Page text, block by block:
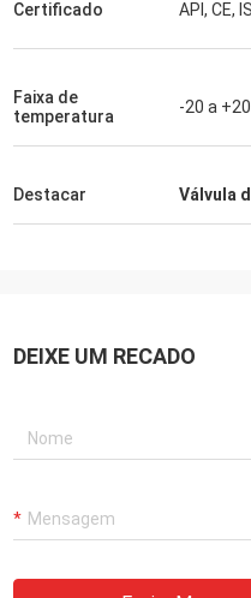
Certificado API, CE,
Faixa de
temperatura
-20 a
Destacar Válvula
DEIXE UM RECADO